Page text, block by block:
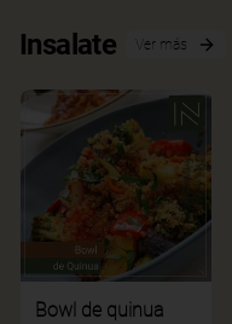
Insalate Ver más
Bowl de quinua